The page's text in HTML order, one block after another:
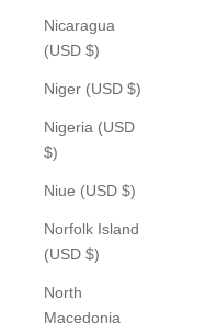
Nicaragua
(USD $)
Niger (USD $)
Nigeria (USD
$)
Niue (USD $)
Norfolk Island
(USD $)
North
Macedonia